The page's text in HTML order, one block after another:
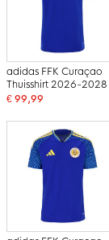
adidas FFK Curaçao
Thuisshirt 2026-2028
€ 99,99